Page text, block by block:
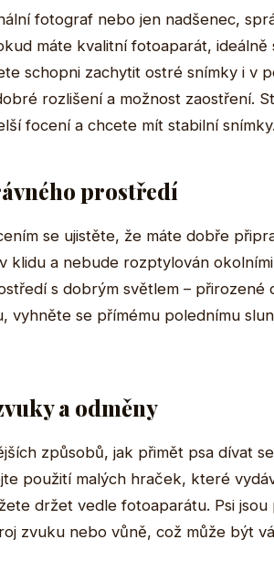
fotograf nebo jen nadšenec,
máte kvalitní fotoaparát,
schopni zachytit ostré snímky i v
rozlišení a možnost zaostření.
focení a chcete mít stabilní snímky.
prostředí
se ujistěte, že máte dobře
klidu a nebude rozptylován
s dobrým světlem – přirozené
vyhněte se přímému polednímu
a odměny
způsobů, jak přimět psa dívat
použití malých hraček, které
držet vedle fotoaparátu. Psi
zvuku nebo vůně, což může být